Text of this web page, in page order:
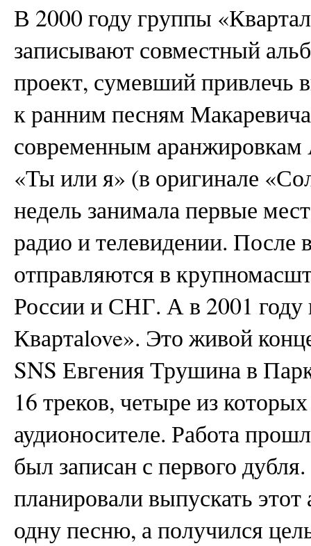
В 2000 году группы
записывают совместный
проект, сумевший привлечь
к ранним песням
современным
«Ты или я» (в оригинале
недель занимала первые
радио и телевидении. После
отправляются в
России и СНГ. А в 2001 году
Квартаlove». Это живой
SNS Евгения Трушина в
16 треков, четыре из
аудионосителе. Работа
был записан с первого
планировали выпускать
одну песню, а получился